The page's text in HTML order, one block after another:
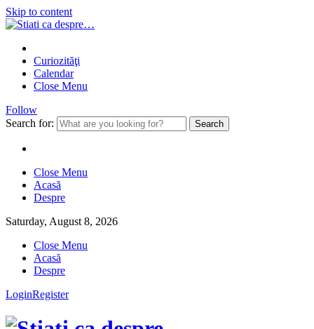
Skip to content
Curiozităţi
Calendar
Close Menu
Follow
Search for:
Close Menu
Acasă
Despre
Saturday, August 8, 2026
Close Menu
Acasă
Despre
LoginRegister